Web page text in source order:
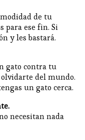
de tu
para ese fin. Si
y les bastará.
gato contra tu
olvidarte del mundo.
un gato cerca.
necesitan nada